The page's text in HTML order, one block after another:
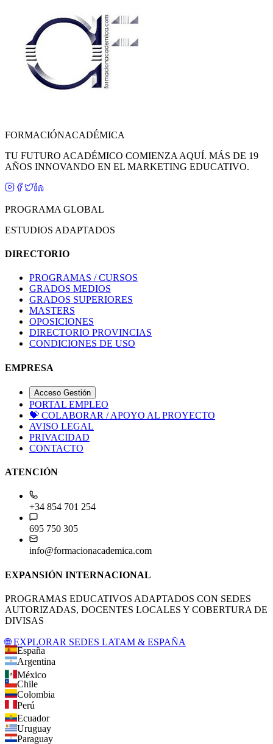
FORMACIÓNACADÉMICA
TU FUTURO ACADÉMICO COMIENZA AQUÍ. MÁS DE 19
AÑOS INNOVANDO EN EL MARKETING EDUCATIVO.
PROGRAMA GLOBAL
ESTUDIOS ADAPTADOS
DIRECTORIO
PROGRAMAS / CURSOS
GRADOS MEDIOS
GRADOS SUPERIORES
MASTERS
OPOSICIONES
DIRECTORIO PROVINCIAS
CONDICIONES DE USO
EMPRESA
Acceso Gestión
PORTAL EMPLEO
💝 COLABORAR / APOYO AL PROYECTO
AVISO LEGAL
PRIVACIDAD
CONTACTO
ATENCIÓN
+34 854 701 254
695 750 305
info@formacionacademica.com
EXPANSIÓN INTERNACIONAL
PROGRAMAS EDUCATIVOS ADAPTADOS CON SEDES
AUTORIZADAS, DOCENTES LOCALES Y COBERTURA DE
DIVISAS
🌐 EXPLORAR SEDES LATAM & ESPAÑA
España
Argentina
México
Chile
Colombia
Perú
Ecuador
Uruguay
Paraguay